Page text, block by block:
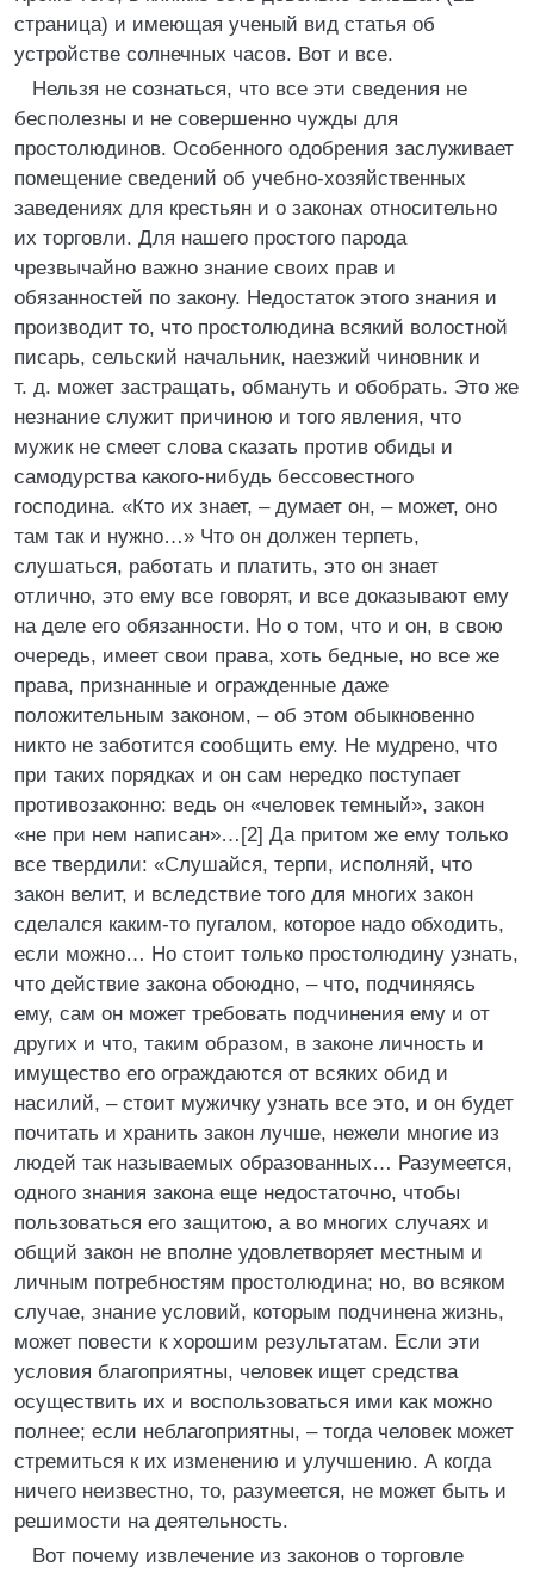
страница) и имеющая ученый вид статья об
устройстве солнечных часов. Вот и все.
Нельзя не сознаться, что все эти сведения не
бесполезны и не совершенно чужды для
простолюдинов. Особенного одобрения заслуживает
помещение сведений об учебно-хозяйственных
заведениях для крестьян и о законах относительно
их торговли. Для нашего простого парода
чрезвычайно важно знание своих прав и
обязанностей по закону. Недостаток этого знания и
производит то, что простолюдина всякий волостной
писарь, сельский начальник, наезжий чиновник и
т. д. может застращать, обмануть и обобрать. Это же
незнание служит причиною и того явления, что
мужик не смеет слова сказать против обиды и
самодурства какого-нибудь бессовестного
господина. «Кто их знает, – думает он, – может, оно
там так и нужно…» Что он должен терпеть,
слушаться, работать и платить, это он знает
отлично, это ему все говорят, и все доказывают ему
на деле его обязанности. Но о том, что и он, в свою
очередь, имеет свои права, хоть бедные, но все же
права, признанные и огражденные даже
положительным законом, – об этом обыкновенно
никто не заботится сообщить ему. Не мудрено, что
при таких порядках и он сам нередко поступает
противозаконно: ведь он «человек темный», закон
«не при нем написан»…[2] Да притом же ему только
все твердили: «Слушайся, терпи, исполняй, что
закон велит, и вследствие того для многих закон
сделался каким-то пугалом, которое надо обходить,
если можно… Но стоит только простолюдину узнать,
что действие закона обоюдно, – что, подчиняясь
ему, сам он может требовать подчинения ему и от
других и что, таким образом, в законе личность и
имущество его ограждаются от всяких обид и
насилий, – стоит мужичку узнать все это, и он будет
почитать и хранить закон лучше, нежели многие из
людей так называемых образованных… Разумеется,
одного знания закона еще недостаточно, чтобы
пользоваться его защитою, а во многих случаях и
общий закон не вполне удовлетворяет местным и
личным потребностям простолюдина; но, во всяком
случае, знание условий, которым подчинена жизнь,
может повести к хорошим результатам. Если эти
условия благоприятны, человек ищет средства
осуществить их и воспользоваться ими как можно
полнее; если неблагоприятны, – тогда человек может
стремиться к их изменению и улучшению. А когда
ничего неизвестно, то, разумеется, не может быть и
решимости на деятельность.
Вот почему извлечение из законов о торговле